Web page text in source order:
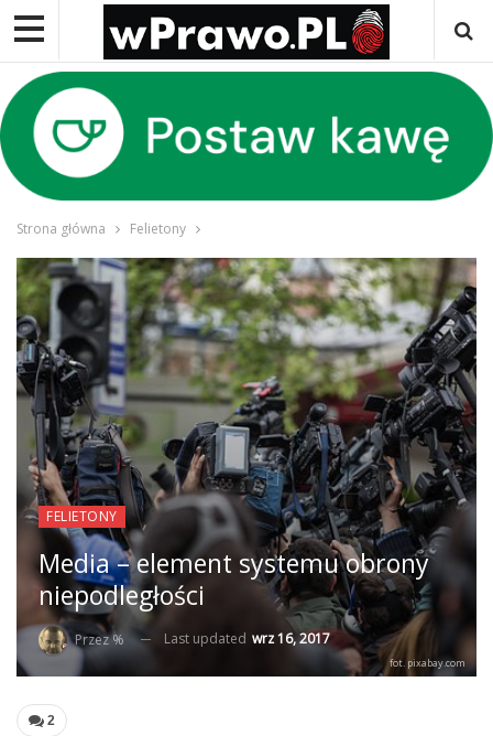
Strona główna Felietony
FELIETONY
Media – element systemu obrony
niepodległości
Przez % Last updated wrz 16, 2017
fot. pixabay.com
2